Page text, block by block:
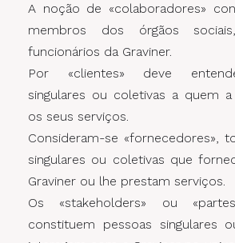
A noção de «colaboradores»
membros dos órgãos
funcionários da Graviner.
Por «clientes» deve
singulares ou coletivas a quem
os seus serviços.
Consideram-se «fornecedores»,
singulares ou coletivas que
Graviner ou lhe prestam serviços.
Os «stakeholders» ou
constituem pessoas singulares